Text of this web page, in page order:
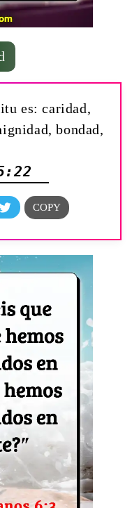
es: caridad,
bondad,